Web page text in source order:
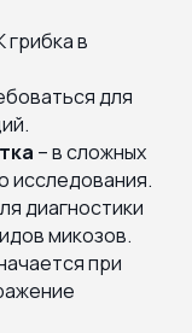
грибка в
для
– в сложных
исследования.
диагностики
микозов.
при